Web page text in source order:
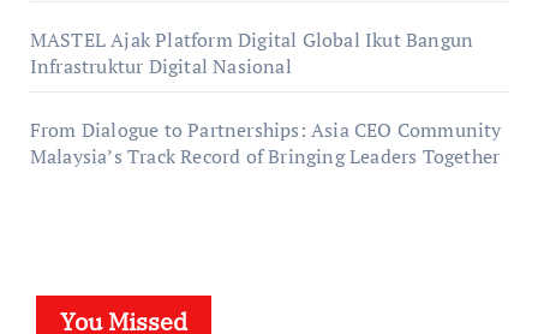
MASTEL Ajak Platform Digital Global Ikut Bangun
Infrastruktur Digital Nasional
From Dialogue to Partnerships: Asia CEO Community
Malaysia’s Track Record of Bringing Leaders Together
You Missed